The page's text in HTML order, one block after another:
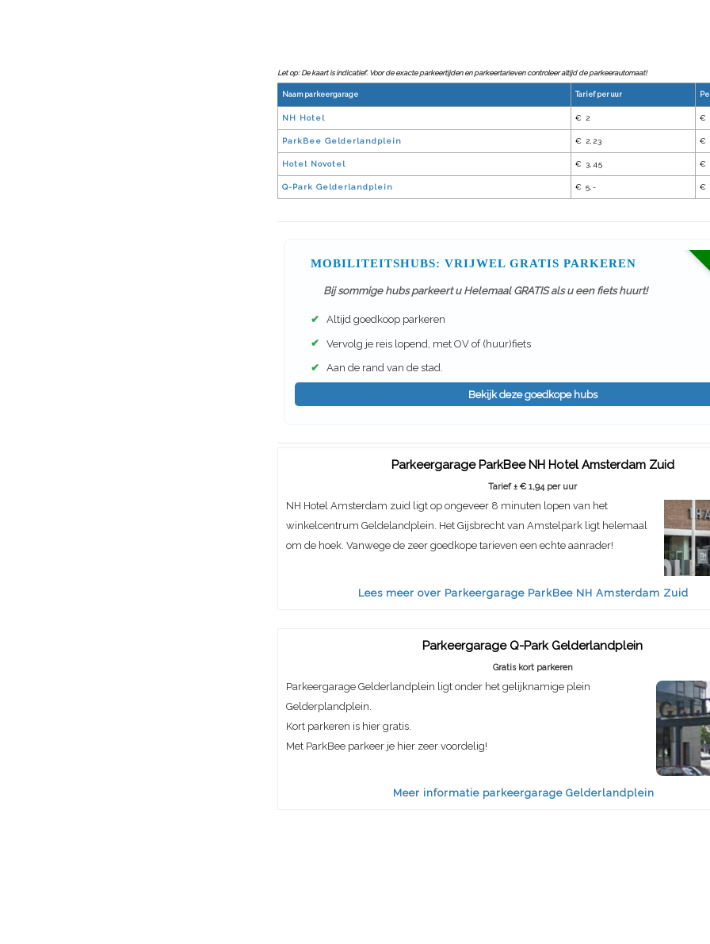
Let op: De kaart is indicatief. Voor de exacte parkeertijden en parkeertarieven controleer altijd de parkeerautomaat!
Naam parkeergarage Tarief per uur
NH Hotel € 2 €
ParkBee Gelderlandplein € 2,23 €
Hotel Novotel € 3,45 €
Q-Park Gelderlandplein € 5,- €
MOBILITEITSHUBS: VRIJWEL GRATIS PARKEREN
Bij sommige hubs parkeert u Helemaal GRATIS als u een fiets huurt!
✔ Altijd goedkoop parkeren
✔ Vervolg je reis lopend, met OV of (huur)fiets
✔ Aan de rand van de stad.
Bekijk deze goedkope hubs
Parkeergarage ParkBee NH Hotel Amsterdam Zuid
Tarief ± € 1,94 per uur
NH Hotel Amsterdam zuid ligt op ongeveer 8 minuten lopen van het
winkelcentrum Geldelandplein. Het Gijsbrecht van Amstelpark ligt helemaal
om de hoek. Vanwege de zeer goedkope tarieven een echte aanrader!
Lees meer over Parkeergarage ParkBee NH Amsterdam Zuid
Parkeergarage Q-Park Gelderlandplein
Gratis kort parkeren
Parkeergarage Gelderlandplein ligt onder het gelijknamige plein
Gelderplandplein.
Kort parkeren is hier gratis.
Met ParkBee parkeer je hier zeer voordelig!
Meer informatie parkeergarage Gelderlandplein